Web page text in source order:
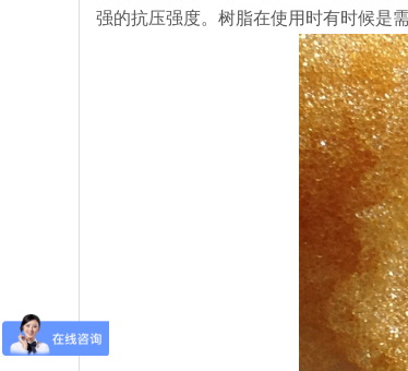
强的抗压强度。树脂在使用时有时候是